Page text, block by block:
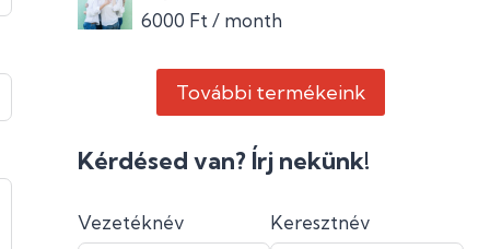
6000 Ft / month
További termékeink
Kérdésed van? Írj nekünk!
Vezetéknév Keresztnév